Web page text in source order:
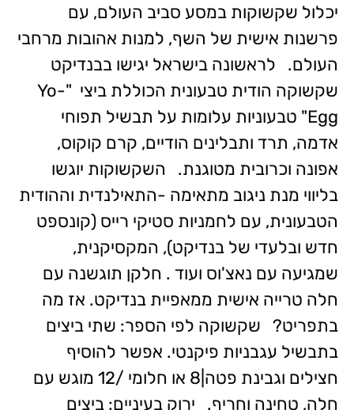
יכלול שקשוקות במסע סביב העולם, עם
פרשנות אישית של השף, למנות אהובות מרחבי
העולם. לראשונה בישראל יגישו בבנדיקט
שקשוקה הודית טבעונית הכוללת ביצי "Yo-
Egg" טבעוניות עלומות על תבשיל תפוחי
אדמה, תרד ותבלינים הודיים, קרם קוקוס,
אפונה וכרובית מטוגנת. השקשוקות יוגשו
בליווי מנת ניגוב מתאימה -התאילנדית וההודית
הטבעונית, עם לחמניות סטיקי רייס (קונספט
חדש ובלעדי של בנדיקט), המקסיקנית,
שמגיעה עם נאצ'וס ועוד . חלקן תוגשנה עם
חלה טרייה אישית ממאפיית בנדיקט. אז מה
בתפריט? שקשוקה לפי הספר: שתי ביצים
בתבשיל עגבניות פיקנטי. אפשר להוסיף
חצילים וגבינת פטה|8 או חלומי /12 מוגש עם
חלה, טחינה וחריף. ירוק בעיניים: ביצים